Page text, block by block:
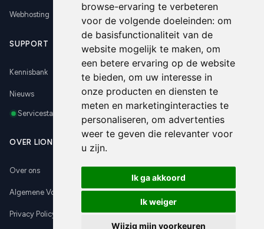
browse-ervaring te verbeteren
voor de volgende doeleinden: om
de basisfunctionaliteit van de
website mogelijk te maken, om
een betere ervaring op de website
te bieden, om uw interesse in
onze producten en diensten te
meten en marketinginteracties te
personaliseren, om advertenties
weer te geven die relevanter voor
u zijn.
Ik ga akkoord
Ik weiger
Wijzig mijn voorkeuren
Webhosting
SUPPORT
Kennisbank
Nieuws
Servicestatus
OVER LIONSERVE
Over ons
Algemene Voorwaarden
Privacy Policy